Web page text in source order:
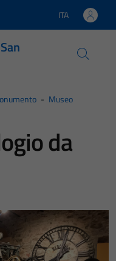
Lingua attiva:
ITA
- Museo
da